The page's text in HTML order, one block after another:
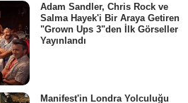
Adam Sandler, Chris Rock ve
Salma Hayek'i Bir Araya Getiren
"Grown Ups 3"den İlk Görseller
Yayınlandı
Manifest'in Londra Yolculuğu